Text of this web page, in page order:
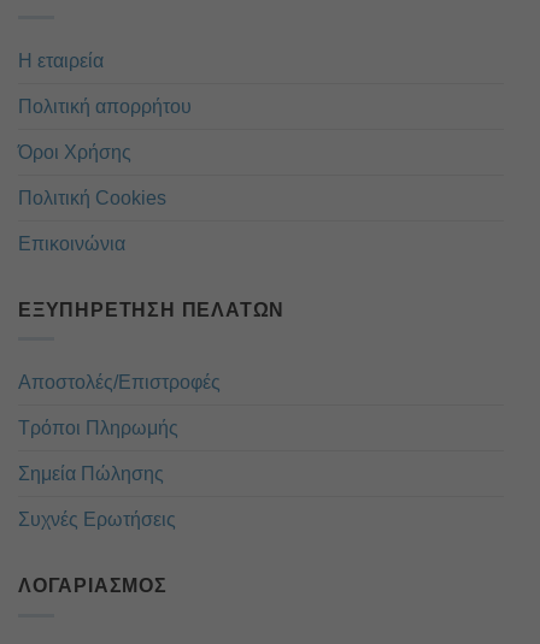
Η εταιρεία
Πολιτική απορρήτου
Όροι Χρήσης
Πολιτική Cookies
Επικοινώνια
ΕΞΥΠΗΡΈΤΗΣΗ ΠΕΛΑΤΏΝ
Αποστολές/Επιστροφές
Τρόποι Πληρωμής
Σημεία Πώλησης
Συχνές Ερωτήσεις
ΛΟΓΑΡΙΑΣΜΌΣ